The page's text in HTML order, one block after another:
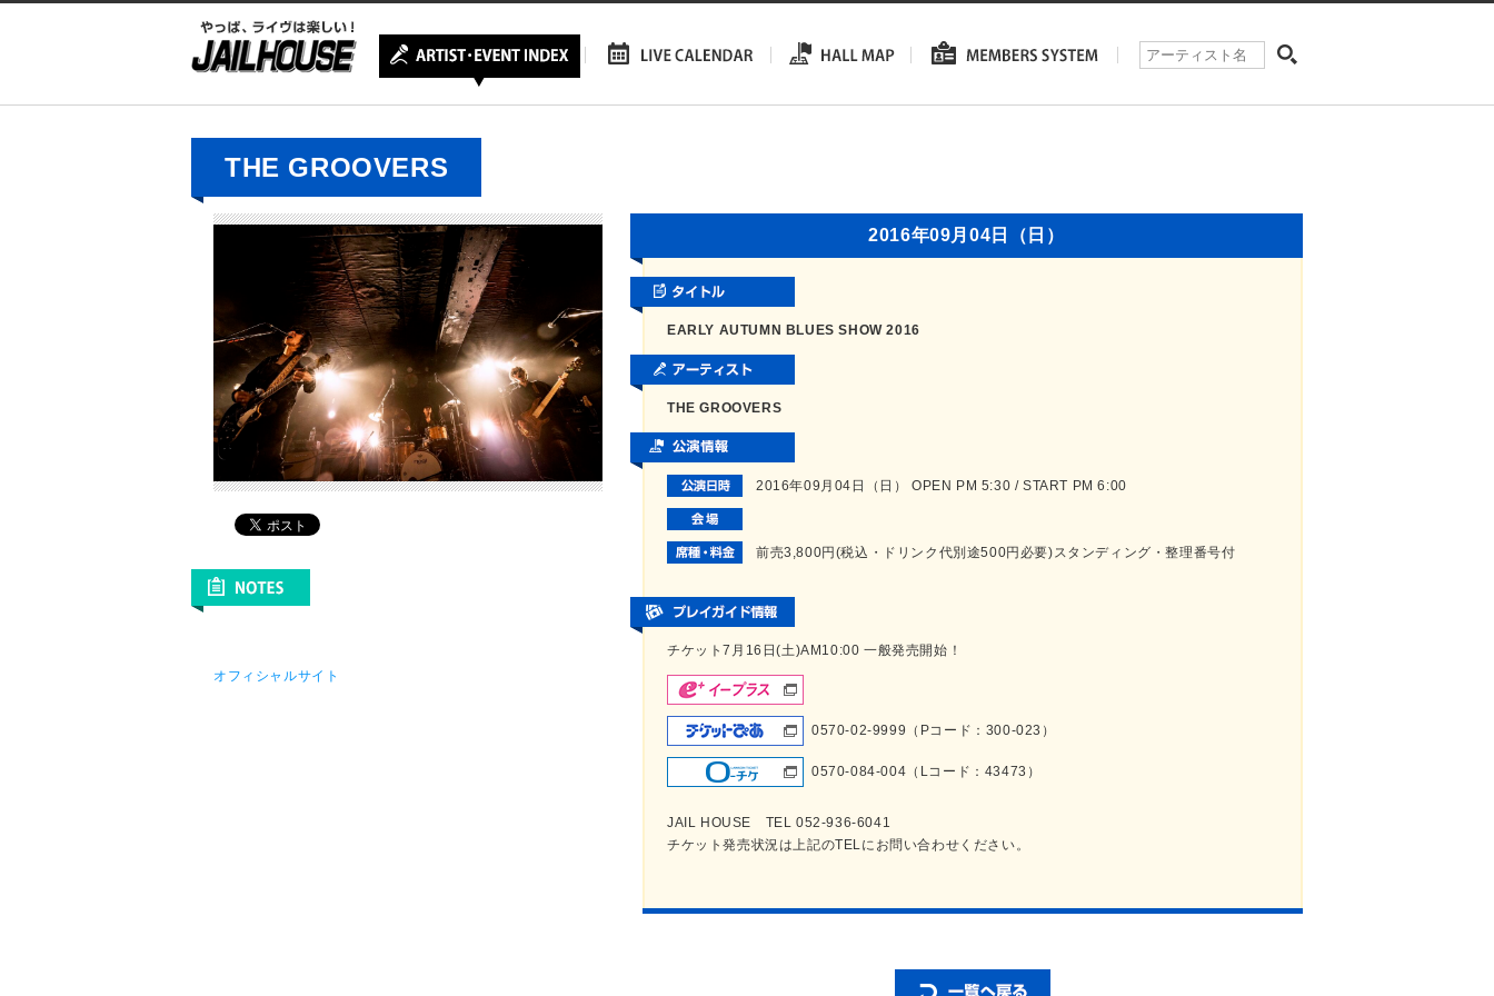
THE GROOVERS
オフィシャルサイト
2016年09月04日（日）
EARLY AUTUMN BLUES SHOW 2016
THE GROOVERS
2016年09月04日（日） OPEN PM 5:30 / START PM 6:00
前売3,800円(税込・ドリンク代別途500円必要)スタンディング・整理番号付
チケット7月16日(土)AM10:00 一般発売開始！
0570-02-9999（Pコード：300-023）
0570-084-004（Lコード：43473）
JAIL HOUSE TEL 052-936-6041
チケット発売状況は上記のTELにお問い合わせください。